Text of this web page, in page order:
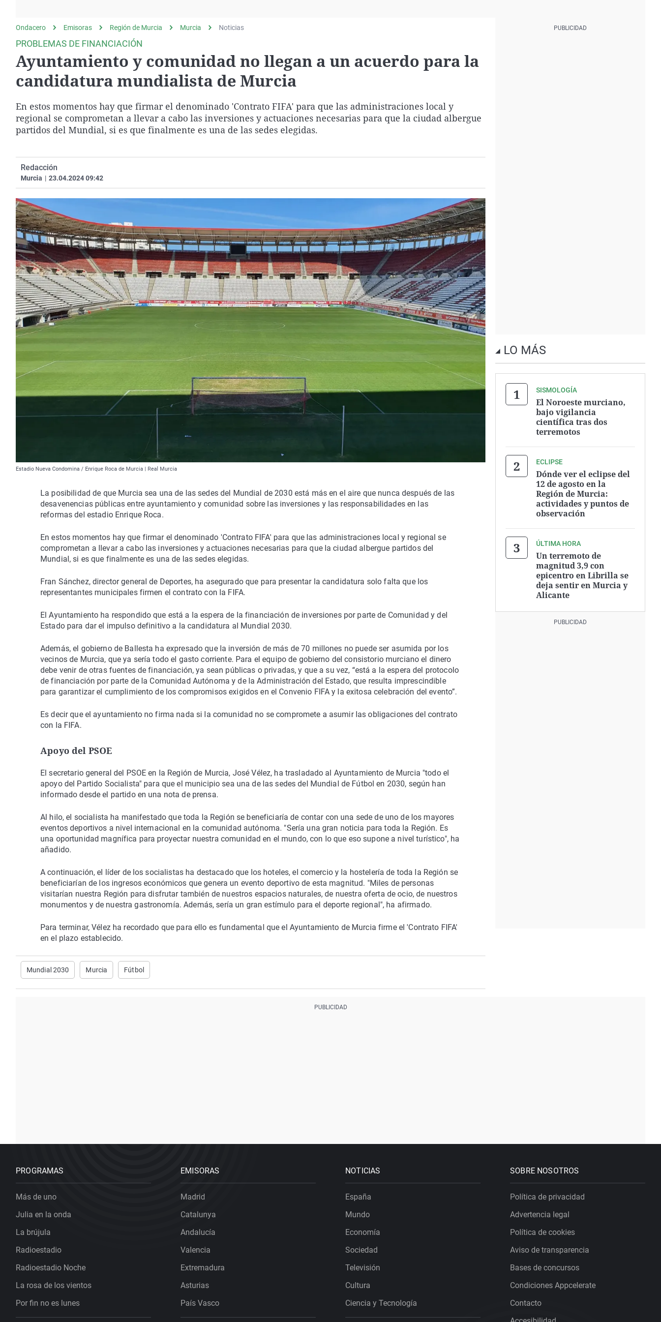
gato
Equipo de investigación
Negra
Ondacero Emisoras Región de Murcia Murcia Noticias
PROBLEMAS DE FINANCIACIÓN
Ayuntamiento y comunidad no llegan a un acuerdo para la
candidatura mundialista de Murcia
En estos momentos hay que firmar el denominado 'Contrato FIFA' para que las administraciones local y
regional se comprometan a llevar a cabo las inversiones y actuaciones necesarias para que la ciudad albergue
partidos del Mundial, si es que finalmente es una de las sedes elegidas.
Redacción
Murcia | 23.04.2024 09:42
Estadio Nueva Condomina / Enrique Roca de Murcia | Real Murcia
La posibilidad de que Murcia sea una de las sedes del Mundial de 2030 está más en el aire que nunca después de las
desavenencias públicas entre ayuntamiento y comunidad sobre las inversiones y las responsabilidades en las
reformas del estadio Enrique Roca.
En estos momentos hay que firmar el denominado 'Contrato FIFA' para que las administraciones local y regional se
comprometan a llevar a cabo las inversiones y actuaciones necesarias para que la ciudad albergue partidos del
Mundial, si es que finalmente es una de las sedes elegidas.
Fran Sánchez, director general de Deportes, ha asegurado que para presentar la candidatura solo falta que los
representantes municipales firmen el contrato con la FIFA.
El Ayuntamiento ha respondido que está a la espera de la financiación de inversiones por parte de Comunidad y del
Estado para dar el impulso definitivo a la candidatura al Mundial 2030.
Además, el gobierno de Ballesta ha expresado que la inversión de más de 70 millones no puede ser asumida por los
vecinos de Murcia, que ya sería todo el gasto corriente. Para el equipo de gobierno del consistorio murciano el dinero
debe venir de otras fuentes de financiación, ya sean públicas o privadas, y que a su vez, “está a la espera del protocolo
de financiación por parte de la Comunidad Autónoma y de la Administración del Estado, que resulta imprescindible
para garantizar el cumplimiento de los compromisos exigidos en el Convenio FIFA y la exitosa celebración del evento”.
Es decir que el ayuntamiento no firma nada si la comunidad no se compromete a asumir las obligaciones del contrato
con la FIFA.
Apoyo del PSOE
El secretario general del PSOE en la Región de Murcia, José Vélez, ha trasladado al Ayuntamiento de Murcia "todo el
apoyo del Partido Socialista" para que el municipio sea una de las sedes del Mundial de Fútbol en 2030, según han
informado desde el partido en una nota de prensa.
Al hilo, el socialista ha manifestado que toda la Región se beneficiaría de contar con una sede de uno de los mayores
eventos deportivos a nivel internacional en la comunidad autónoma. "Sería una gran noticia para toda la Región. Es
una oportunidad magnífica para proyectar nuestra comunidad en el mundo, con lo que eso supone a nivel turístico", ha
añadido.
A continuación, el líder de los socialistas ha destacado que los hoteles, el comercio y la hostelería de toda la Región se
beneficiarían de los ingresos económicos que genera un evento deportivo de esta magnitud. "Miles de personas
visitarían nuestra Región para disfrutar también de nuestros espacios naturales, de nuestra oferta de ocio, de nuestros
monumentos y de nuestra gastronomía. Además, sería un gran estímulo para el deporte regional", ha afirmado.
Para terminar, Vélez ha recordado que para ello es fundamental que el Ayuntamiento de Murcia firme el 'Contrato FIFA'
en el plazo establecido.
Mundial 2030 Murcia Fútbol
LO MÁS
SISMOLOGÍA
El Noroeste murciano,
bajo vigilancia
científica tras dos
terremotos
ECLIPSE
Dónde ver el eclipse del
12 de agosto en la
Región de Murcia:
actividades y puntos de
observación
ÚLTIMA HORA
Un terremoto de
magnitud 3,9 con
epicentro en Librilla se
deja sentir en Murcia y
Alicante
PROGRAMAS
Más de uno
Julia en la onda
La brújula
Radioestadio
Radioestadio Noche
La rosa de los vientos
Por fin no es lunes
EMISORAS
Madrid
Catalunya
Andalucía
Valencia
Extremadura
Asturias
País Vasco
NOTICIAS
España
Mundo
Economía
Sociedad
Televisión
Cultura
Ciencia y Tecnología
SOBRE NOSOTROS
Política de privacidad
Advertencia legal
Política de cookies
Aviso de transparencia
Bases de concursos
Condiciones Appcelerate
Contacto